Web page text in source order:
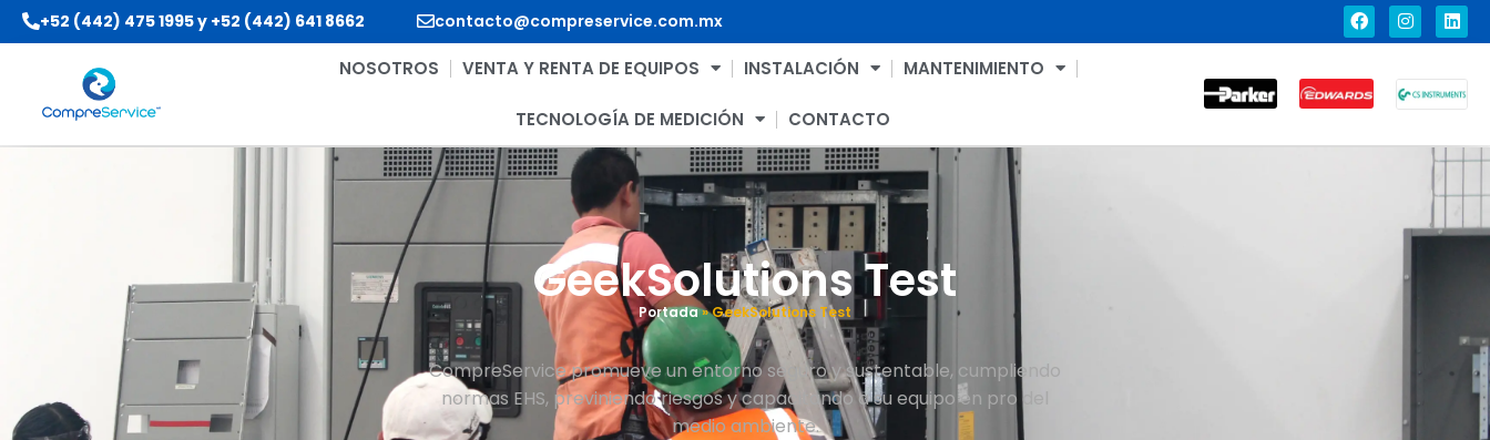
+52 (442) 475 1995y +52 (442) 641 8662 contacto@compreservice.com.mx
NOSOTROS VENTA Y RENTA DE EQUIPOS INSTALACIÓN MANTENIMIENTO
TECNOLOGÍA DE MEDICIÓN CONTACTO
GeekSolutions Test
Portada»GeekSolutions Test
CompreService promueve un entorno seguro y sustentable, cumpliendo
normas EHS, previniendo riesgos y capacitando a su equipo en pro del
medio ambiente.